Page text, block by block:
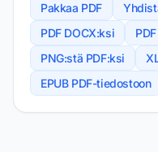
Pakkaa PDF
PDF DOCX:ksi
PNG:stä PDF:ksi
EPUB PDF-tiedostoon